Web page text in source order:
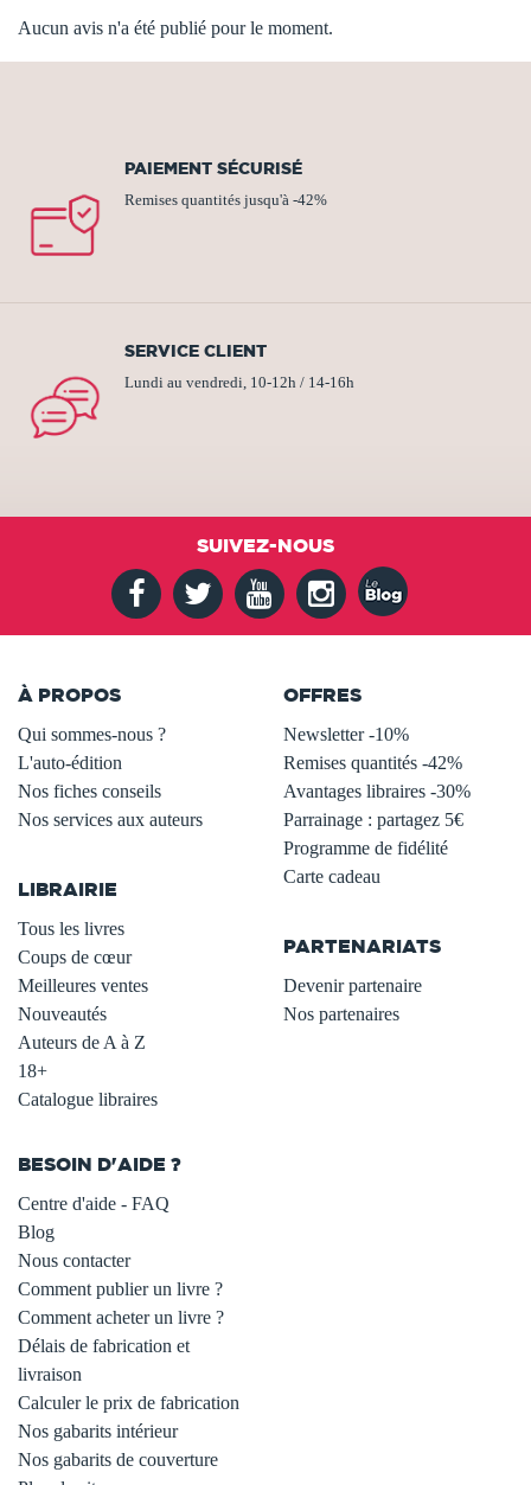
Aucun avis n'a été publié pour le moment.
PAIEMENT SÉCURISÉ
Remises quantités jusqu'à -42%
SERVICE CLIENT
Lundi au vendredi, 10-12h / 14-16h
SUIVEZ-NOUS
À PROPOS
Qui sommes-nous ?
L'auto-édition
Nos fiches conseils
Nos services aux auteurs
LIBRAIRIE
Tous les livres
Coups de cœur
Meilleures ventes
Nouveautés
Auteurs de A à Z
18+
Catalogue libraires
OFFRES
Newsletter -10%
Remises quantités -42%
Avantages libraires -30%
Parrainage : partagez 5€
Programme de fidélité
Carte cadeau
PARTENARIATS
Devenir partenaire
Nos partenaires
BESOIN D'AIDE ?
Centre d'aide - FAQ
Blog
Nous contacter
Comment publier un livre ?
Comment acheter un livre ?
Délais de fabrication et
livraison
Calculer le prix de fabrication
Nos gabarits intérieur
Nos gabarits de couverture